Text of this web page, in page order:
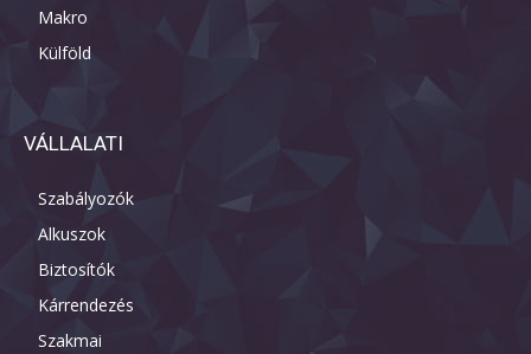
Makro
Külföld
VÁLLALATI
Szabályozók
Alkuszok
Biztosítók
Kárrendezés
Szakmai